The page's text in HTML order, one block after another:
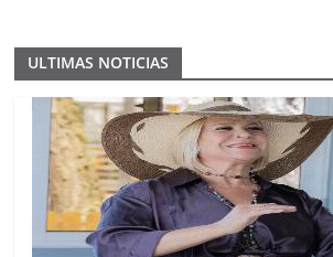
ULTIMAS NOTICIAS